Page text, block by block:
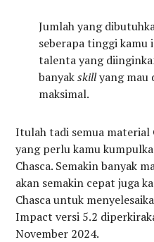
Jumlah yang
seberapa tinggi kamu
talenta yang
banyakskillyang mau
maksimal.
Itulah tadi semua material
yang perlu kamu
Chasca. Semakin banyak
akan semakin cepat juga
Chasca untuk
Impact versi 5.2
November 2024.